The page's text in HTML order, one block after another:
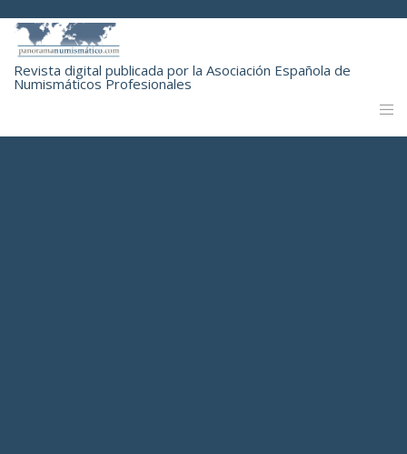
Revista digital publicada por la Asociación Española de
Numismáticos Profesionales